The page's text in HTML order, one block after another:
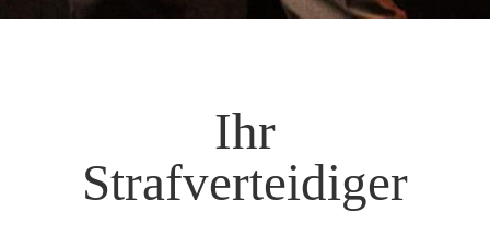
Ihr
Strafverteidiger